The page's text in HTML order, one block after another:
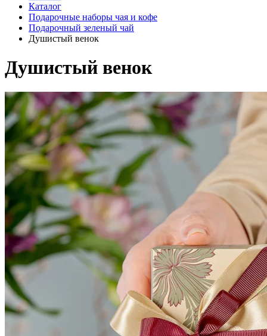
Каталог
Подарочные наборы чая и кофе
Подарочный зеленый чай
Душистый венок
Душистый венок